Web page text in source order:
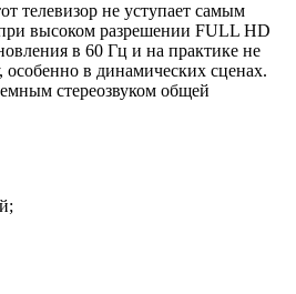
телевизор не уступает самым
высоком разрешении FULL HD
в 60 Гц и на практике не
в динамических сценах.
стереозвуком общей